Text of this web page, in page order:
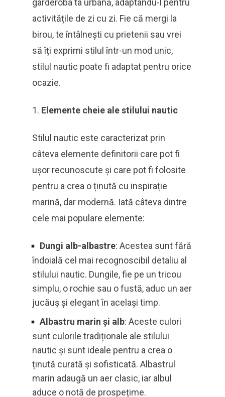
garderoba ta urbană, adaptându-l pentru
activitățile de zi cu zi. Fie că mergi la
birou, te întâlnești cu prietenii sau vrei
să îți exprimi stilul într-un mod unic,
stilul nautic poate fi adaptat pentru orice
ocazie.
Elemente cheie ale stilului nautic
Stilul nautic este caracterizat prin
câteva elemente definitorii care pot fi
ușor recunoscute și care pot fi folosite
pentru a crea o ținută cu inspirație
marină, dar modernă. Iată câteva dintre
cele mai populare elemente:
Dungi alb-albastre: Acestea sunt fără
îndoială cel mai recognoscibil detaliu al
stilului nautic. Dungile, fie pe un tricou
simplu, o rochie sau o fustă, aduc un aer
jucăuș și elegant în același timp.
Albastru marin și alb: Aceste culori
sunt culorile tradiționale ale stilului
nautic și sunt ideale pentru a crea o
ținută curată și sofisticată. Albastrul
marin adaugă un aer clasic, iar albul
aduce o notă de prospețime.